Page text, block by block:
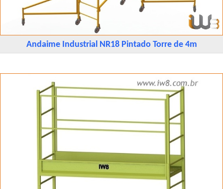
Andaime Industrial NR18 Pintado Torre de 4m